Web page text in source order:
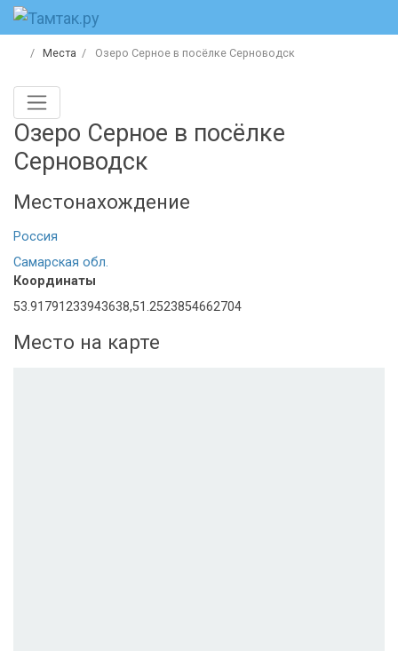
Места Озеро Серное в посёлке Серноводск
Озеро Серное в посёлке
Серноводск
Местонахождение
Россия
Самарская обл.
Координаты
53.91791233943638,51.2523854662704
Место на карте